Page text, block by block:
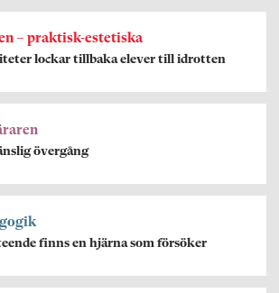
– praktisk-estetiska
lockar tillbaka elever till idrotten
övergång
finns en hjärna som försöker